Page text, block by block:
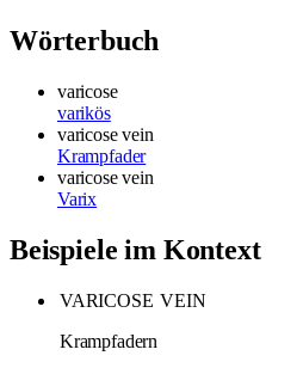
Wörterbuch
varicose
varikös
varicose vein
Krampfader
varicose vein
Varix
Beispiele im Kontext
VARICOSE VEIN
Krampfadern